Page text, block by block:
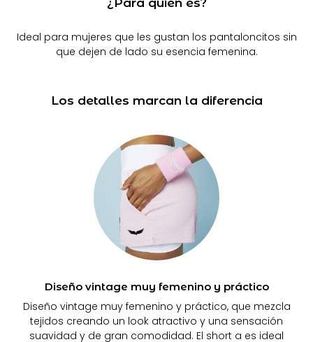
¿Para quién es?
Ideal para mujeres que les gustan los pantaloncitos sin
que dejen de lado su esencia femenina.
Los detalles marcan la diferencia
Diseño vintage muy femenino y práctico
Diseño vintage muy femenino y práctico, que mezcla
tejidos creando un look atractivo y una sensación
suavidad y de gran comodidad. El short a es ideal